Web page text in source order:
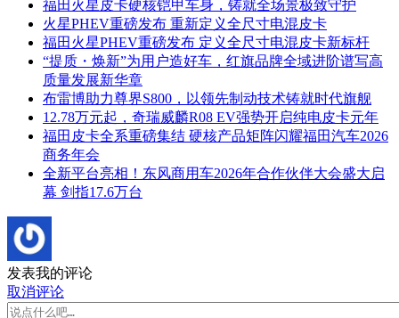
福田火星皮卡硬核铠甲车身，铸就全场景极致守护
火星PHEV重磅发布 重新定义全尺寸电混皮卡
福田火星PHEV重磅发布 定义全尺寸电混皮卡新标杆
“提质・焕新”为用户造好车，红旗品牌全域进阶谱写高
质量发展新华章
布雷博助力尊界S800，以领先制动技术铸就时代旗舰
12.78万元起，奇瑞威麟R08 EV强势开启纯电皮卡元年
福田皮卡全系重磅集结 硬核产品矩阵闪耀福田汽车2026
商务年会
全新平台亮相！东风商用车2026年合作伙伴大会盛大启
幕 剑指17.6万台
发表我的评论
取消评论